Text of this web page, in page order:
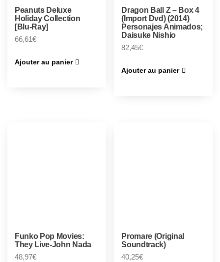
Peanuts Deluxe
Holiday Collection
[Blu-Ray]
66,61€
Ajouter au panier
Dragon Ball Z – Box 4
(Import Dvd) (2014)
Personajes Animados;
Daisuke Nishio
82,45€
Ajouter au panier
Funko Pop Movies:
They Live-John Nada
48,97€
Promare (Original
Soundtrack)
40,25€